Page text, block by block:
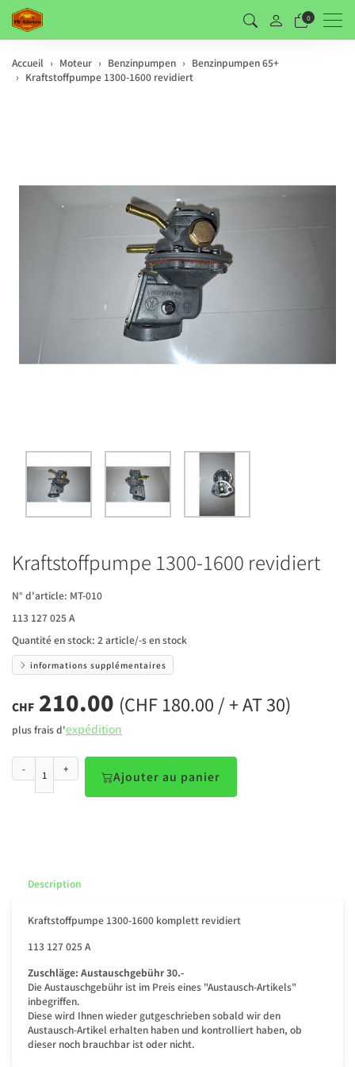
0
Accueil Moteur Benzinpumpen
Benzinpumpen 65+
Kraftstoffpumpe 1300-1600 revidiert
Kraftstoffpumpe 1300-1600 revidiert
N° d'article: MT-010
113 127 025 A
Quantité en stock: 2 article/-s en stock
informations supplémentaires
CHF 210.00 (CHF 180.00 / + AT 30)
plus frais d'expédition
- + Ajouter au panier
Description
Kraftstoffpumpe 1300-1600 komplett revidiert
113 127 025 A
Zuschläge: Austauschgebühr 30.-
Die Austauschgebühr ist im Preis eines "Austausch-Artikels"
inbegriffen.
Diese wird Ihnen wieder gutgeschrieben sobald wir den
Austausch-Artikel erhalten haben und kontrolliert haben, ob
dieser noch brauchbar ist oder nicht.